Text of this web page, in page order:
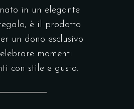
in un elegante
è il prodotto
un dono esclusivo
momenti
con stile e gusto.